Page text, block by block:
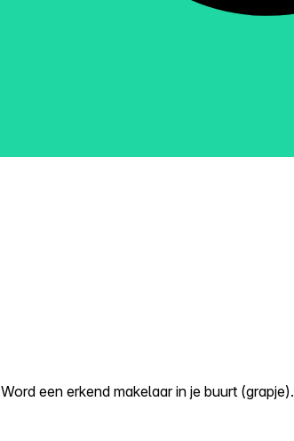
Word een erkend makelaar in je buurt (grapje).